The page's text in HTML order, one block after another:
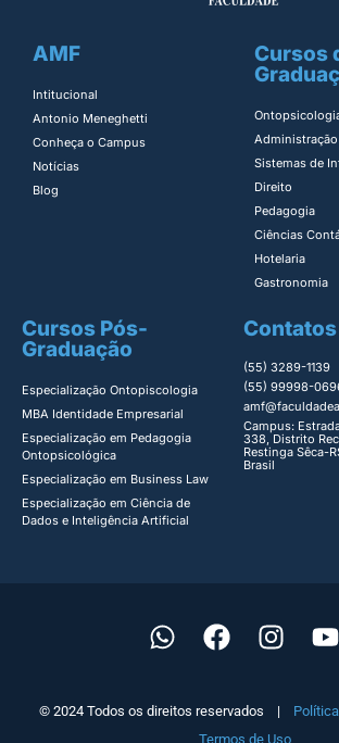
AMF
Intitucional
Antonio Meneghetti
Conheça o Campus
Notícias
Blog
Cursos
Administração​
Sistemas de
Direito​
Pedagogia
Ciências
Hotelaria
Gastronomia
Cursos Pós-
Graduação
Especialização Ontopiscologia ​
MBA Identidade Empresarial​
Especialização em Pedagogia
Ontopsicológica​
Especialização em Business Law
Especialização em Ciência de
Dados e Inteligência Artificial
Contatos
(55) 3289-1139
(55) 99998-
Campus:
338, Distrito
Restinga Sêca-
Brasil
© 2024 Todos os direitos reservados |
Termos de Uso